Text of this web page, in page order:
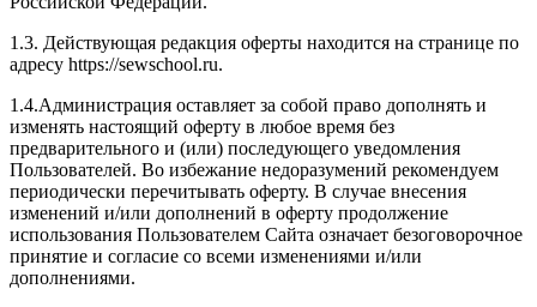
1.3. Действующая редакция оферты находится на странице по
адресу https://sewschool.ru.
1.4.Администрация оставляет за собой право дополнять и
изменять настоящий оферту в любое время без
предварительного и (или) последующего уведомления
Пользователей. Во избежание недоразумений рекомендуем
периодически перечитывать оферту. В случае внесения
изменений и/или дополнений в оферту продолжение
использования Пользователем Сайта означает безоговорочное
принятие и согласие со всеми изменениями и/или
дополнениями.